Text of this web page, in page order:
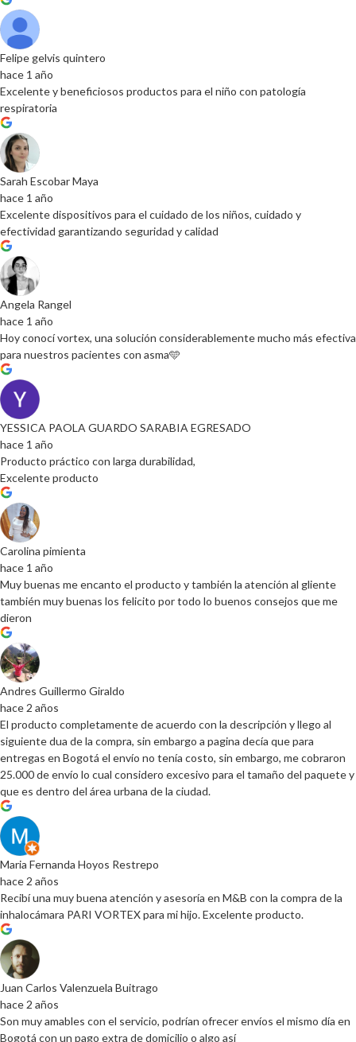
Felipe gelvis quintero
hace 1 año
Excelente y beneficiosos productos para el niño con patología
respiratoria
Sarah Escobar Maya
hace 1 año
Excelente dispositivos para el cuidado de los niños, cuidado y
efectividad garantizando seguridad y calidad
Angela Rangel
hace 1 año
Hoy conocí vortex, una solución considerablemente mucho más efectiva
para nuestros pacientes con asma🩵
YESSICA PAOLA GUARDO SARABIA EGRESADO
hace 1 año
Producto práctico con larga durabilidad,
Excelente producto
Carolina pimienta
hace 1 año
Muy buenas me encanto el producto y también la atención al gliente
también muy buenas los felicito por todo lo buenos consejos que me
dieron
Andres Guillermo Giraldo
hace 2 años
El producto completamente de acuerdo con la descripción y llego al
siguiente dua de la compra, sin embargo a pagina decía que para
entregas en Bogotá el envío no tenía costo, sin embargo, me cobraron
25.000 de envío lo cual considero excesivo para el tamaño del paquete y
que es dentro del área urbana de la ciudad.
Maria Fernanda Hoyos Restrepo
hace 2 años
Recibí una muy buena atención y asesoría en M&B con la compra de la
inhalocámara PARI VORTEX para mi hijo. Excelente producto.
Juan Carlos Valenzuela Buitrago
hace 2 años
Son muy amables con el servicio, podrían ofrecer envíos el mismo día en
Bogotá con un pago extra de domicilio o algo así